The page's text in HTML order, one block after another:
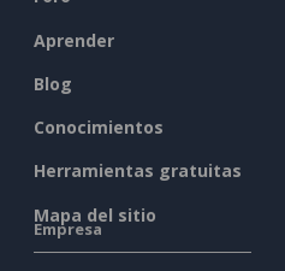
Aprender
Blog
Conocimientos
Herramientas gratuitas
Mapa del sitio
Empresa